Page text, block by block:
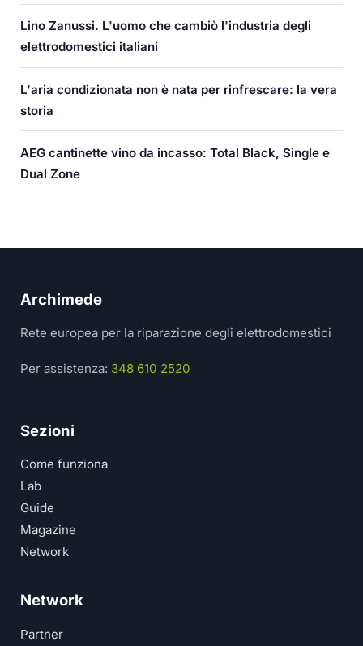
Lino Zanussi. L'uomo che cambiò l'industria degli
elettrodomestici italiani
L'aria condizionata non è nata per rinfrescare: la vera
storia
AEG cantinette vino da incasso: Total Black, Single e
Dual Zone
Archimede
Rete europea per la riparazione degli elettrodomestici
Per assistenza: 348 610 2520
Sezioni
Come funziona
Lab
Guide
Magazine
Network
Network
Partner